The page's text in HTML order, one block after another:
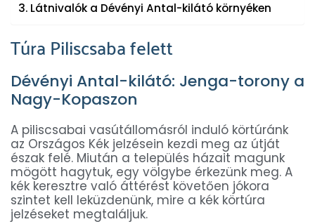
Látnivalók a Dévényi Antal-kilátó környéken
Túra Piliscsaba felett
Dévényi Antal-kilátó: Jenga-torony a
Nagy-Kopaszon
A piliscsabai vasútállomásról induló körtúránk
az Országos Kék jelzésein kezdi meg az útját
észak felé. Miután a település házait magunk
mögött hagytuk, egy völgybe érkezünk meg. A
kék keresztre való áttérést követően jókora
szintet kell leküzdenünk, mire a kék körtúra
jelzéseket megtaláljuk.